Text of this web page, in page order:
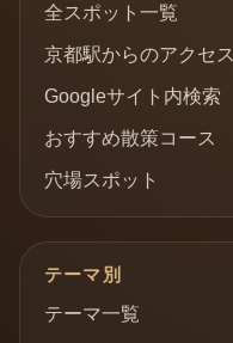
全スポット一覧
京都駅からのアクセス
Googleサイト内検索
おすすめ散策コース
穴場スポット
テーマ別
テーマ一覧